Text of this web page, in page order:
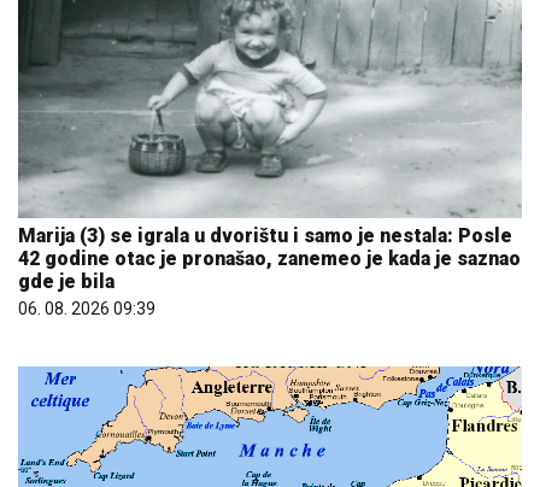
Marija (3) se igrala u dvorištu i samo je nestala: Posle
42 godine otac je pronašao, zanemeo je kada je saznao
gde je bila
06. 08. 2026 09:39